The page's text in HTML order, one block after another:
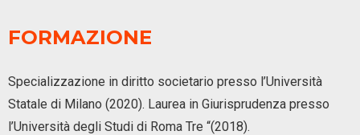
FORMAZIONE
Specializzazione in diritto societario presso l’Università
Statale di Milano (2020). Laurea in Giurisprudenza presso
l’Università degli Studi di Roma Tre “(2018).